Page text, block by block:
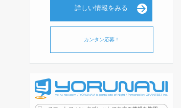
詳しい情報をみる
カンタン応募！